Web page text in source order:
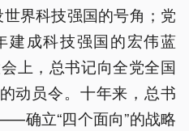
界科技强国的号角；党
建成科技强国的宏伟蓝
上，总书记向全党全国
动员令。十年来，总书
确立“四个面向”的战略